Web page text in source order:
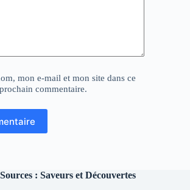
mon e-mail et mon site dans ce
commentaire.
: Saveurs et Découvertes